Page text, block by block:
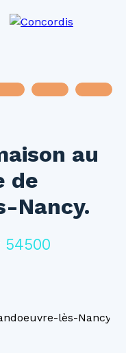
Investirau
de
Nancy.
54500